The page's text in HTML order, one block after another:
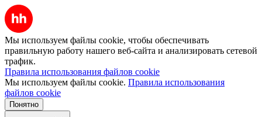
Мы используем файлы cookie, чтобы обеспечивать
правильную работу нашего веб-сайта и анализировать сетевой
трафик.
Правила использования файлов cookie
Мы используем файлы cookie. Правила использования
файлов cookie
Понятно